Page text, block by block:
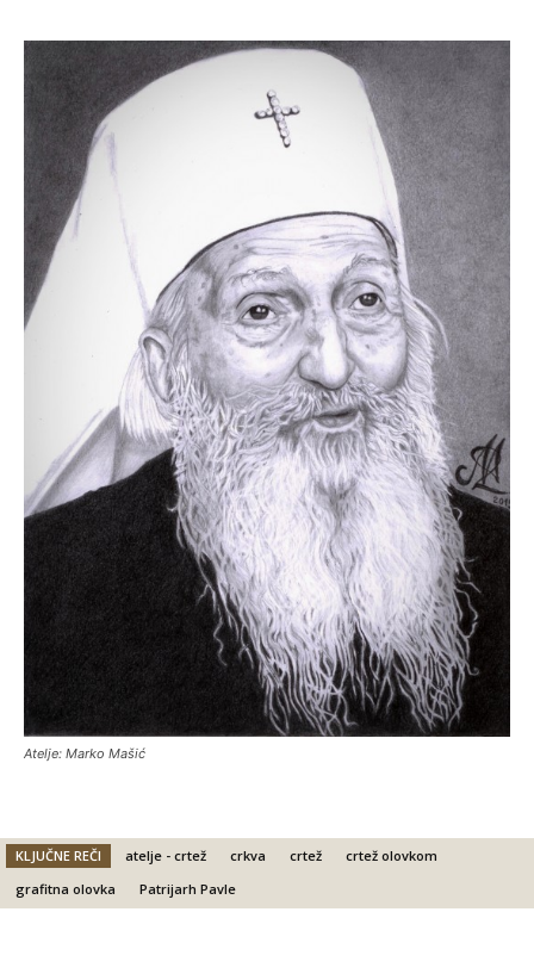
Atelje: Marko Mašić
KLJUČNE REČI atelje - crtež crkva crtež
crtež olovkom
grafitna olovka
Patrijarh Pavle